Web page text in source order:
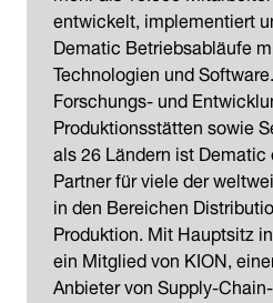
entwickelt, implementiert
Dematic Betriebsabläufe
Technologien und
Forschungs- und
Produktionsstätten sowie
als 26 Ländern ist
Partner für viele der
in den Bereichen
Produktion. Mit Hauptsitz
ein Mitglied von KION,
Anbieter von Supply-